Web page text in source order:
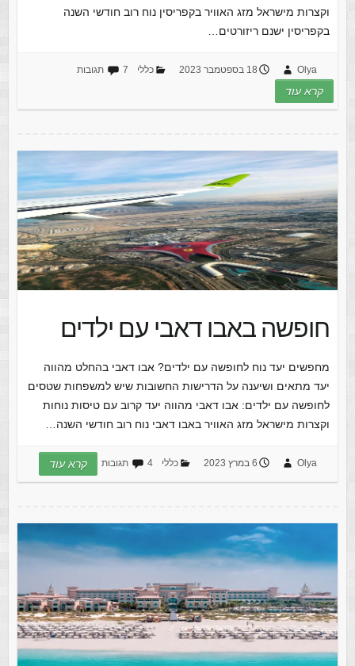
וקצרות מישראל מזג האוויר בקפריסין נוח רוב חודשי השנה
בקפריסין ישנם ריזורטים…
Olya 18 בספטמבר 2023 כללי 7 תגובות
קרא עוד
חופשה באבו דאבי עם ילדים
מחפשים יעד נוח לחופשה עם ילדים? אבו דאבי בהחלט מהווה
יעד מתאים ושיענה על הדרישות החשובות שיש למשפחות שטסים
לחופשה עם ילדים: אבו דאבי מהווה יעד קרוב עם טיסות נוחות
וקצרות מישראל מזג האוויר באבו דאבי נוח רוב חודשי השנה…
Olya 6 במרץ 2023 כללי 4 תגובות קרא עוד